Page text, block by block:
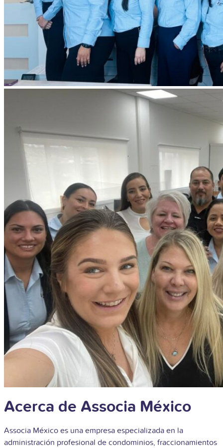
Acerca de Associa México
Associa México es una empresa especializada en la
administración profesional de condominios, fraccionamientos